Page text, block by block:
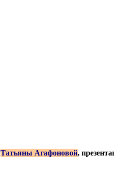
Татьяны Агафоновой,